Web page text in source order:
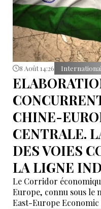
8 Août 14:26 International
CHINE-
CENTRALE.
DES VOIES
LA LIGNE
Le Corridor
Europe, connu sous le
East-Europe